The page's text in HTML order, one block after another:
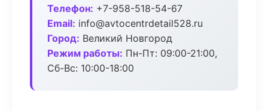
Телефон: +7-958-518-54-67
Email: info@avtocentrdetail528.ru
Город: Великий Новгород
Режим работы: Пн-Пт: 09:00-21:00,
Сб-Вс: 10:00-18:00